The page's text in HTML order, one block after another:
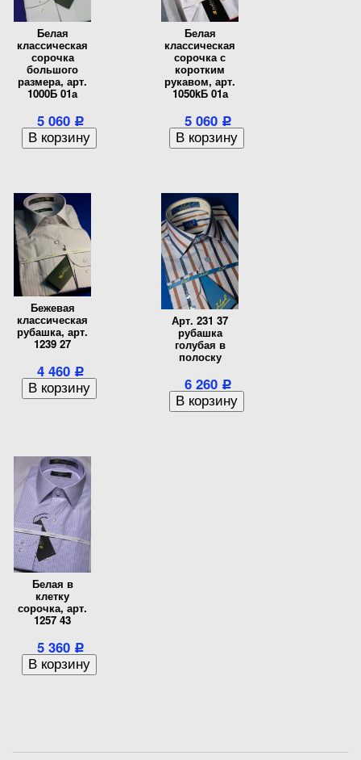
Белая
классическая
сорочка
большого
размера, арт.
1000Б 01а
5 060 Р
Белая
классическая
сорочка с
коротким
рукавом, арт.
1050kБ 01а
5 060 Р
Бежевая
классическая
рубашка, арт.
1239 27
4 460 Р
Арт. 231 37
рубашка
голубая в
полоску
6 260 Р
Белая в
клетку
сорочка, арт.
1257 43
5 360 Р